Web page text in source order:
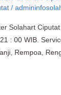
/
Solahart
: 00 WIB.
Rempoa,